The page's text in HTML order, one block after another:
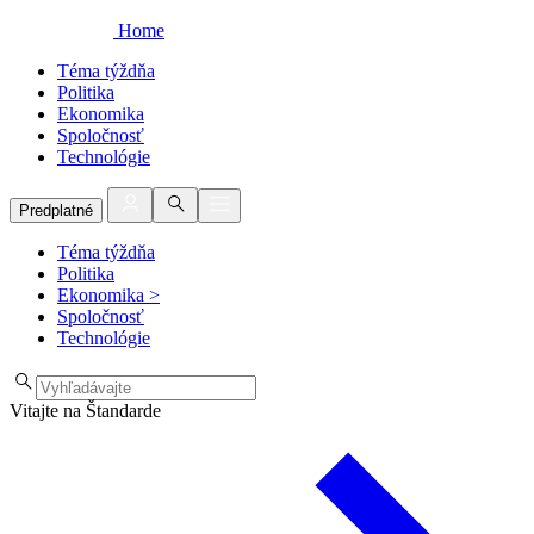
Home
Téma týždňa
Politika
Ekonomika
Spoločnosť
Technológie
Predplatné
Téma týždňa
Politika
Ekonomika >
Spoločnosť
Technológie
Vitajte na Štandarde